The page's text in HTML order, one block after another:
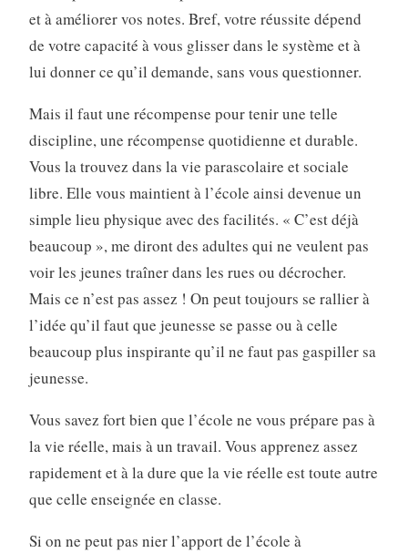
et à améliorer vos notes. Bref, votre réussite dépend
de votre capacité à vous glisser dans le système et à
lui donner ce qu’il demande, sans vous questionner.
Mais il faut une récompense pour tenir une telle
discipline, une récompense quotidienne et durable.
Vous la trouvez dans la vie parascolaire et sociale
libre. Elle vous maintient à l’école ainsi devenue un
simple lieu physique avec des facilités. « C’est déjà
beaucoup », me diront des adultes qui ne veulent pas
voir les jeunes traîner dans les rues ou décrocher.
Mais ce n’est pas assez ! On peut toujours se rallier à
l’idée qu’il faut que jeunesse se passe ou à celle
beaucoup plus inspirante qu’il ne faut pas gaspiller sa
jeunesse.
Vous savez fort bien que l’école ne vous prépare pas à
la vie réelle, mais à un travail. Vous apprenez assez
rapidement et à la dure que la vie réelle est toute autre
que celle enseignée en classe.
Si on ne peut pas nier l’apport de l’école à